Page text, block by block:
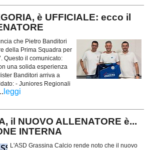
è UFFICIALE: ecco il
che Pietro Banditori
della Prima Squadra per
Questo il comunicato:
una solida esperienza
Banditori arriva a
- Juniores Regionali
leggi
il NUOVO ALLENATORE è...
INTERNA
L'ASD Grassina Calcio rende noto che il nuovo